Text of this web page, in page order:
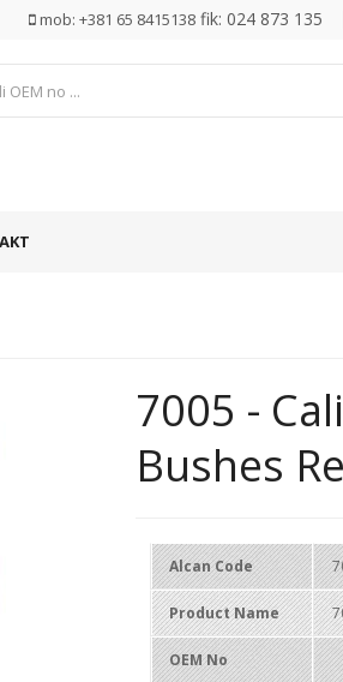
mob: +381 65 8415138 fik: 024 873 135
7005 -
Bushes
Alcan Code
Product Name
OEM No